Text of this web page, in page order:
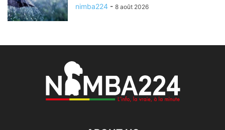
nimba224 - 8 août 2026